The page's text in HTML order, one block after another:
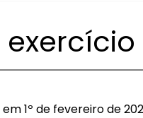
1º de fevereiro de